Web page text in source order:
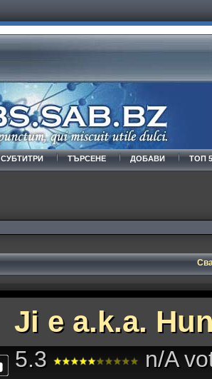
СУБТИТРИ ТЪРСЕНЕ ДОБАВИ ТОП
Ji e a.k.a.
5.3
n/A